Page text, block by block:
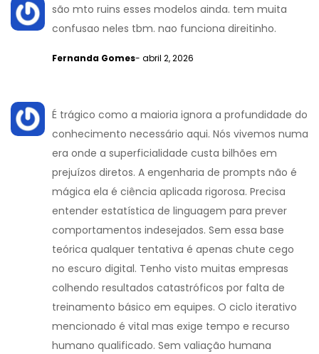
são mto ruins esses modelos ainda. tem muita
confusao neles tbm. nao funciona direitinho.
Fernanda Gomes- abril 2, 2026
É trágico como a maioria ignora a profundidade do
conhecimento necessário aqui. Nós vivemos numa
era onde a superficialidade custa bilhões em
prejuízos diretos. A engenharia de prompts não é
mágica ela é ciência aplicada rigorosa. Precisa
entender estatística de linguagem para prever
comportamentos indesejados. Sem essa base
teórica qualquer tentativa é apenas chute cego
no escuro digital. Tenho visto muitas empresas
colhendo resultados catastróficos por falta de
treinamento básico em equipes. O ciclo iterativo
mencionado é vital mas exige tempo e recurso
humano qualificado. Sem valiação humana